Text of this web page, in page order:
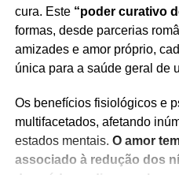
Porque é que ficamos
Voce pode passar o dia e a
Mas em muitos casos assim
é quase garantido alguma
cura. Este “poder curativo
formas, desde parcerias
amizades e amor próprio,
única para a saúde geral de
Os benefícios fisiológicos e
multifacetados, afetando
estados mentais. O amor
associado à redução dos